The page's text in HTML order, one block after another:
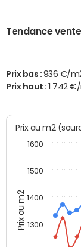
Tendance
Prix bas : 936 €/
Prix haut :
1 742
Prix au m2
Prix au
1300
1400
1500
1600